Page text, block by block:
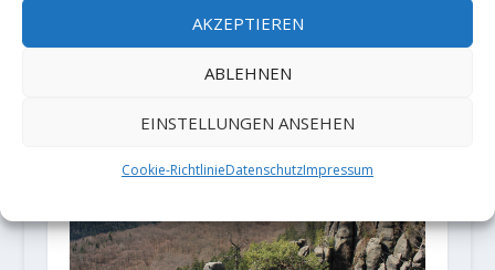
AKZEPTIEREN
ABLEHNEN
EINSTELLUNGEN ANSEHEN
Cookie-RichtlinieDatenschutzImpressum